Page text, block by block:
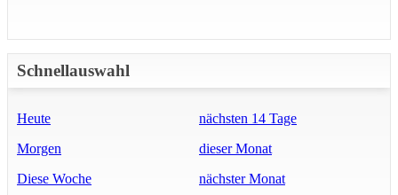
Schnellauswahl
Heute
Morgen
Diese Woche
nächsten 14 Tage
dieser Monat
nächster Monat